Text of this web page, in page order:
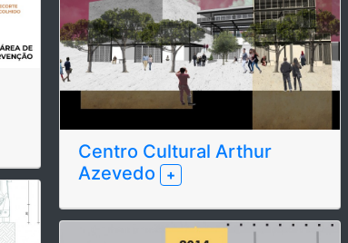
Centro Cultural Arthur
Azevedo
+